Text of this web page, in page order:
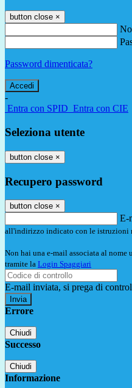
button close ×
Password dimenticata?
-
Entra con SPID Entra con CIE
Seleziona utente
button close ×
Recupero password
button close ×
E-
all'indirizzo indicato con le istruzioni
Non hai una e-mail associata al nome
tramite la Login Spaggiari
E-mail inviata, si prega di
Errore
Chiudi
Successo
Chiudi
Informazione